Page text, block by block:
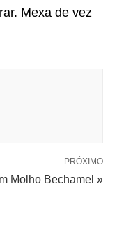
Mexa de vez
PRÓXIMO
Molho Bechamel »